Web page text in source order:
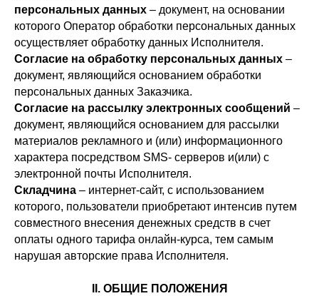
персональных данных – документ, на основании
которого Оператор обработки персональных данных
осуществляет обработку данных Исполнителя.
Согласие на обработку персональных данных –
документ, являющийся основанием обработки
персональных данных Заказчика.
Согласие на рассылку электронных сообщений –
документ, являющийся основанием для рассылки
материалов рекламного и (или) информационного
характера посредством SMS- серверов и(или) с
электронной почты Исполнителя.
Складчина – интернет-сайт, с использованием
которого, пользователи приобретают интенсив путем
совместного внесения денежных средств в счет
оплаты одного тарифа онлайн-курса, тем самым
нарушая авторские права Исполнителя.
II. ОБЩИЕ ПОЛОЖЕНИЯ